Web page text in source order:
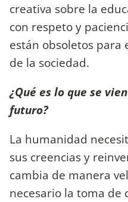
creativa sobre la
con respeto y
están obsoletos para
de la sociedad.
¿Qué es lo que se
futuro?
La humanidad
sus creencias y
cambia de manera
necesario la toma de